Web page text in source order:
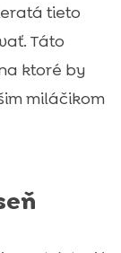
tieto
Táto
ktoré by
miláčikom